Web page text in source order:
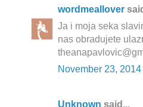
wordmeallover
Ja i moja seka
nas obradujete
November 23, 2014
Unknown said...